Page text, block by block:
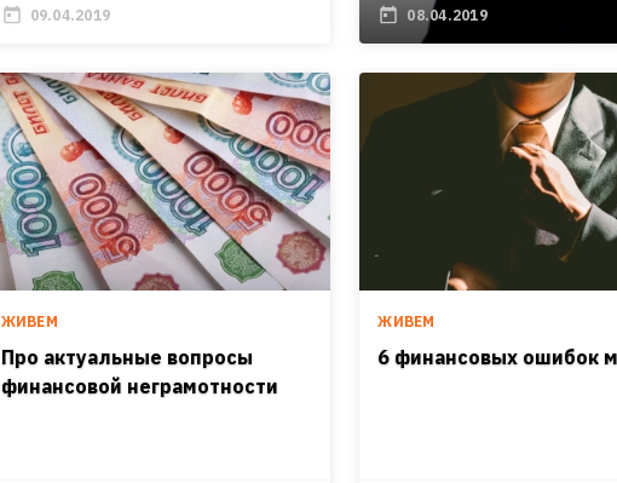
09.04.2019 08.04.2019
ЖИВЕМ
Про актуальные вопросы
финансовой неграмотности
ЖИВЕМ
6 финансовых ошибок